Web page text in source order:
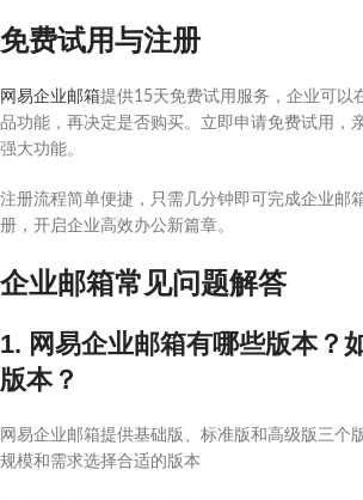
免费试用与注册
网易企业邮箱提供15天免费试用服务，企业可以
品功能，再决定是否购买。立即申请免费试用，
强大功能。
注册流程简单便捷，只需几分钟即可完成企业邮
册，开启企业高效办公新篇章。
企业邮箱常见问题解答
1. 网易企业邮箱有哪些版本？
版本？
网易企业邮箱提供基础版、标准版和高级版三个
规模和需求选择合适的版本